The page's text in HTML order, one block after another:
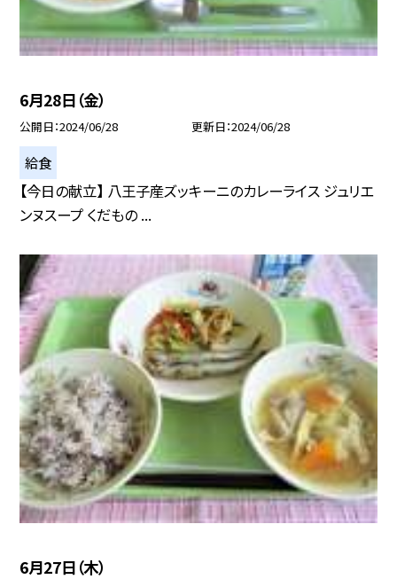
6月28日（金）
公開日 2024/06/28 更新日 2024/06/28
給食
【今日の献立】 八王子産ズッキーニのカレーライス ジュリエ
ンヌスープ くだもの ...
6月27日（木）